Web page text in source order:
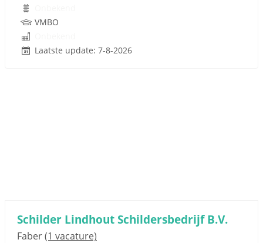
VMBO
Laatste update: 7-8-2026
Schilder Lindhout Schildersbedrijf B.V.
Faber(1 vacature)